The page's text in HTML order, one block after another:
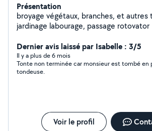
Présentation
broyage végétaux, branches, et autres
jardinage labourage, passage rotovator
Dernier avis laissé par Isabelle : 3/5
Il y a plus de 6 mois
Tonte non terminée car monsieur est tombé en
tondeuse.
Voir le profil